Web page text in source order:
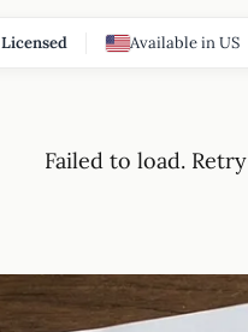
Licensed Available in US
Failed to load. Retry